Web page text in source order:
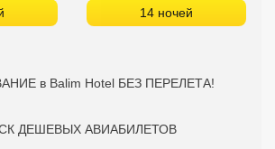
14 ночей
в Balim Hotel БЕЗ ПЕРЕЛЕТА!
ДЕШЕВЫХ АВИАБИЛЕТОВ